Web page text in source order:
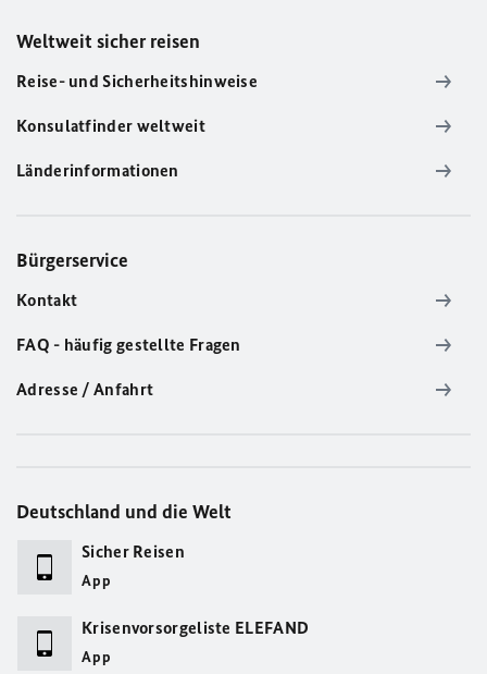
Weltweit sicher reisen
Reise- und Sicherheitshinweise
Konsulatfinder weltweit
Länderinformationen
Bürgerservice
Kontakt
FAQ - häufig gestellte Fragen
Adresse / Anfahrt
Deutschland und die Welt
Sicher Reisen
App
Krisenvorsorgeliste ELEFAND
App